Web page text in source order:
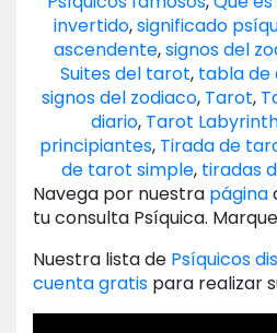
invertido,significado
ascendente,signos del
Suites del tarot, tabla de
signos del zodiaco, Tarot,
diario, Tarot
principiantes, Tirada de
de tarot simple, tiradas
Navega por nuestra página
tu consulta Psíquica.
Nuestra lista de Psíquicos
cuenta gratis para realizar